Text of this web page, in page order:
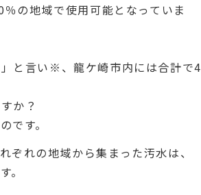
の地域で使用可能となっていま
と言い※、龍ケ崎市内には合計で4
か？
です。
れの地域から集まった汚水は、
。